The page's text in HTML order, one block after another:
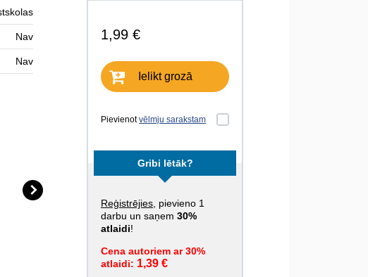
1,99 €
Ielikt grozā
Pievienotvēlmju sarakstam
Gribi lētāk?
Reģistrējies , pievieno 1
darbu un saņem 30%
atlaidi!
Cena autoriem ar 30%
atlaidi: 1,39 €
Nav
Nav